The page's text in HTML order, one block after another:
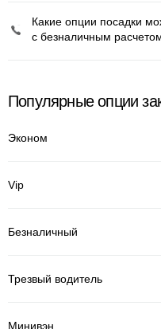
Какие опции посадки
с безналичным
Популярные опции
Эконом
Vip
Безналичный
Трезвый водитель
Минивэн